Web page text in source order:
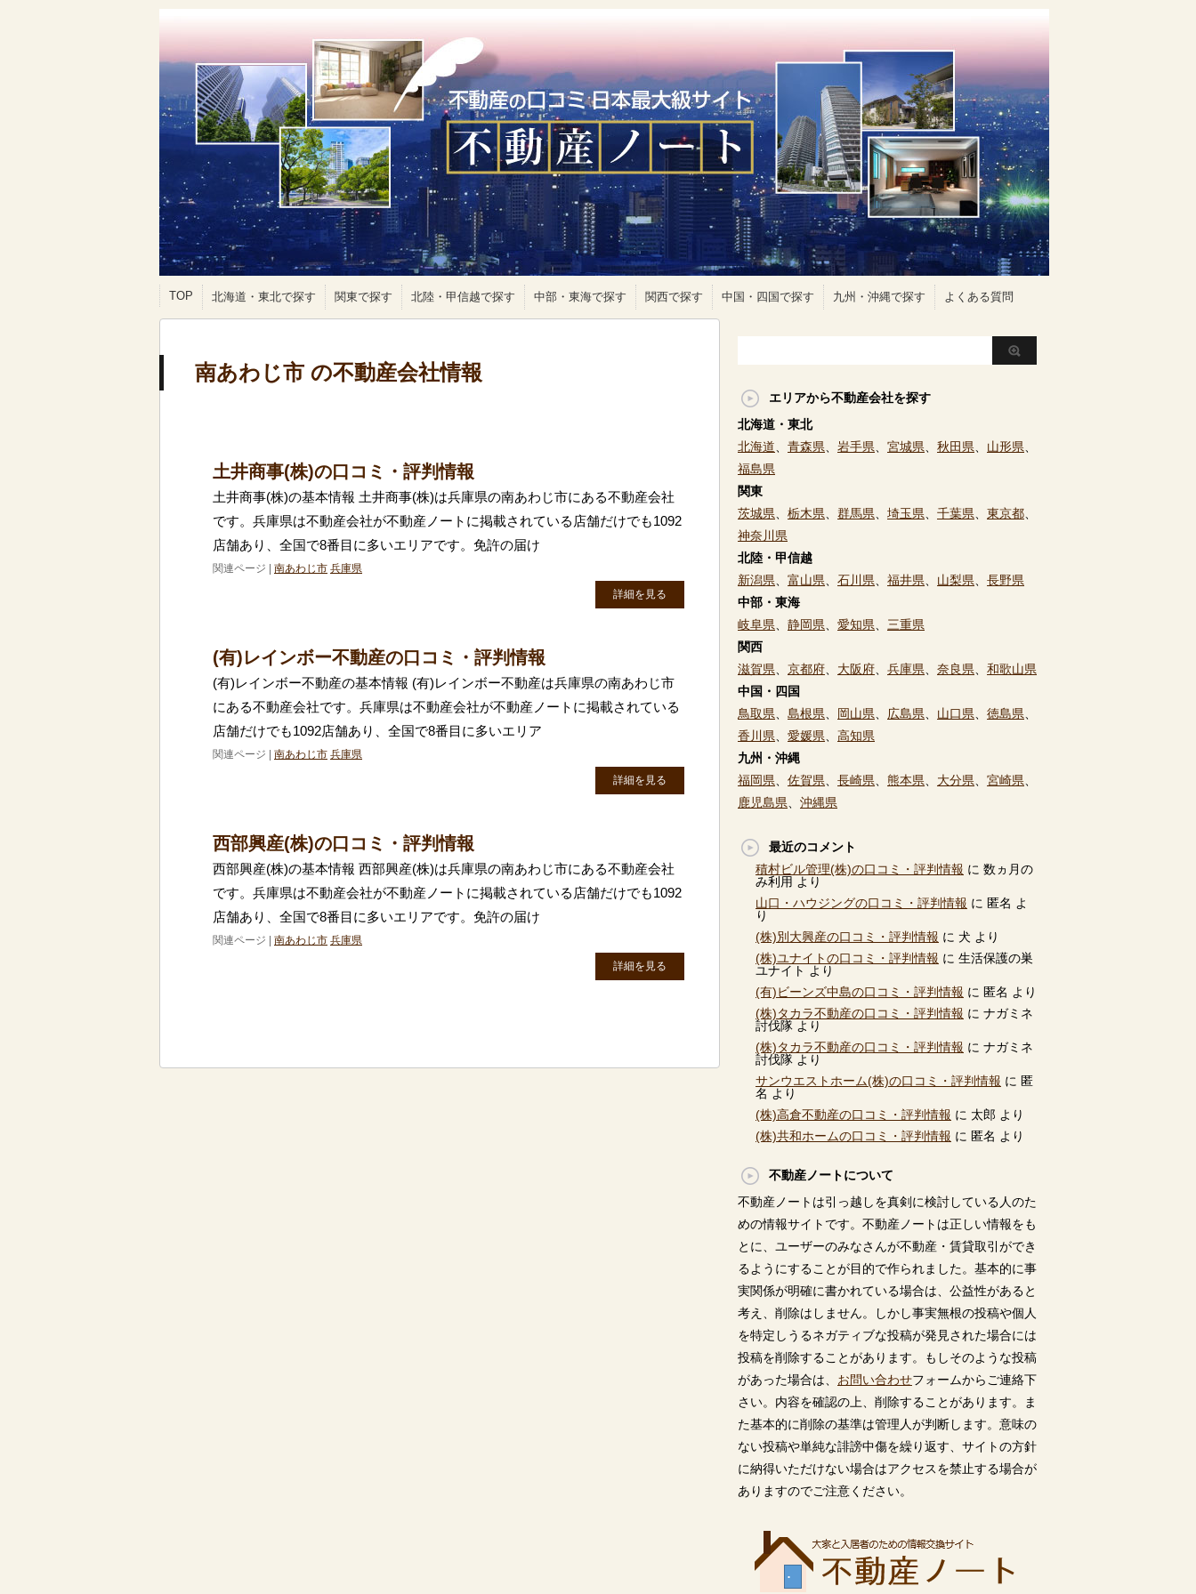
TOP 北海道・東北で探す 関東で探す 北陸・甲信越で探す 中部・東海で探す 関西で探す 中国・四国で探す 九州・沖縄で探す よくある質問
南あわじ市 の不動産会社情報
土井商事(株)の口コミ・評判情報
土井商事(株)の基本情報 土井商事(株)は兵庫県の南あわじ市にある不動産会社
です。兵庫県は不動産会社が不動産ノートに掲載されている店舗だけでも1092
店舗あり、全国で8番目に多いエリアです。免許の届け
関連ページ | 南あわじ市 兵庫県
詳細を見る
(有)レインボー不動産の口コミ・評判情報
(有)レインボー不動産の基本情報 (有)レインボー不動産は兵庫県の南あわじ市
にある不動産会社です。兵庫県は不動産会社が不動産ノートに掲載されている
店舗だけでも1092店舗あり、全国で8番目に多いエリア
関連ページ | 南あわじ市 兵庫県
詳細を見る
西部興産(株)の口コミ・評判情報
西部興産(株)の基本情報 西部興産(株)は兵庫県の南あわじ市にある不動産会社
です。兵庫県は不動産会社が不動産ノートに掲載されている店舗だけでも1092
店舗あり、全国で8番目に多いエリアです。免許の届け
関連ページ | 南あわじ市 兵庫県
詳細を見る
エリアから不動産会社を探す
北海道・東北
北海道
青森県 岩手県 宮城県 秋田県 山形県
福島県
関東
茨城県
栃木県 群馬県 埼玉県 千葉県 東京都
神奈川県
北陸・甲信越
新潟県
富山県 石川県 福井県 山梨県
長野県
中部・東海
岐阜県
静岡県 愛知県
三重県
関西
滋賀県
京都府 大阪府 兵庫県 奈良県
和歌山県
中国・四国
鳥取県
島根県 岡山県 広島県 山口県 徳島県
香川県
愛媛県
高知県
九州・沖縄
福岡県
佐賀県 長崎県 熊本県 大分県 宮崎県
鹿児島県
沖縄県
最近のコメント
積村ビル管理(株)の口コミ・評判情報 に 数ヵ月の
み利用 より
山口・ハウジングの口コミ・評判情報 に 匿名 よ
り
(株)別大興産の口コミ・評判情報 に 犬 より
(株)ユナイトの口コミ・評判情報 に 生活保護の巣
ユナイト より
(有)ビーンズ中島の口コミ・評判情報 に 匿名 より
(株)タカラ不動産の口コミ・評判情報 に ナガミネ
討伐隊 より
(株)タカラ不動産の口コミ・評判情報 に ナガミネ
討伐隊 より
サンウエストホーム(株)の口コミ・評判情報 に 匿
名 より
(株)高倉不動産の口コミ・評判情報 に 太郎 より
(株)共和ホームの口コミ・評判情報 に 匿名 より
不動産ノートについて
不動産ノートは引っ越しを真剣に検討している人のた
めの情報サイトです。不動産ノートは正しい情報をも
とに、ユーザーのみなさんが不動産・賃貸取引ができ
るようにすることが目的で作られました。基本的に事
実関係が明確に書かれている場合は、公益性があると
考え、削除はしません。しかし事実無根の投稿や個人
を特定しうるネガティブな投稿が発見された場合には
投稿を削除することがあります。もしそのような投稿
があった場合は、 お問い合わせフォームからご連絡下
さい。内容を確認の上、削除することがあります。ま
た基本的に削除の基準は管理人が判断します。意味の
ない投稿や単純な誹謗中傷を繰り返す、サイトの方針
に納得いただけない場合はアクセスを禁止する場合が
ありますのでご注意ください。